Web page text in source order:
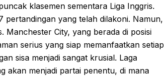
klasemen sementara Liga Inggris.
pertandingan yang telah dilakoni. Namun,
Manchester City, yang berada di posisi
serius yang siap memanfaatkan setiap
sisa menjadi sangat krusial. Laga
akan menjadi partai penentu, di mana